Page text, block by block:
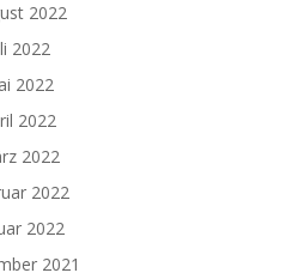
2022
2022
2022
2022
2022
2022
2022
2021